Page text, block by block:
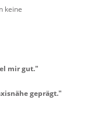
keine
mir gut."
geprägt."